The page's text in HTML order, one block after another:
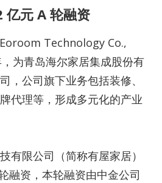
亿元 A 轮融资
Technology Co.,
为青岛海尔家居集成股份有
，公司旗下业务包括装修、
代理等，形成多元化的产业
有限公司（简称有屋家居）
融资，本轮融资由中金公司